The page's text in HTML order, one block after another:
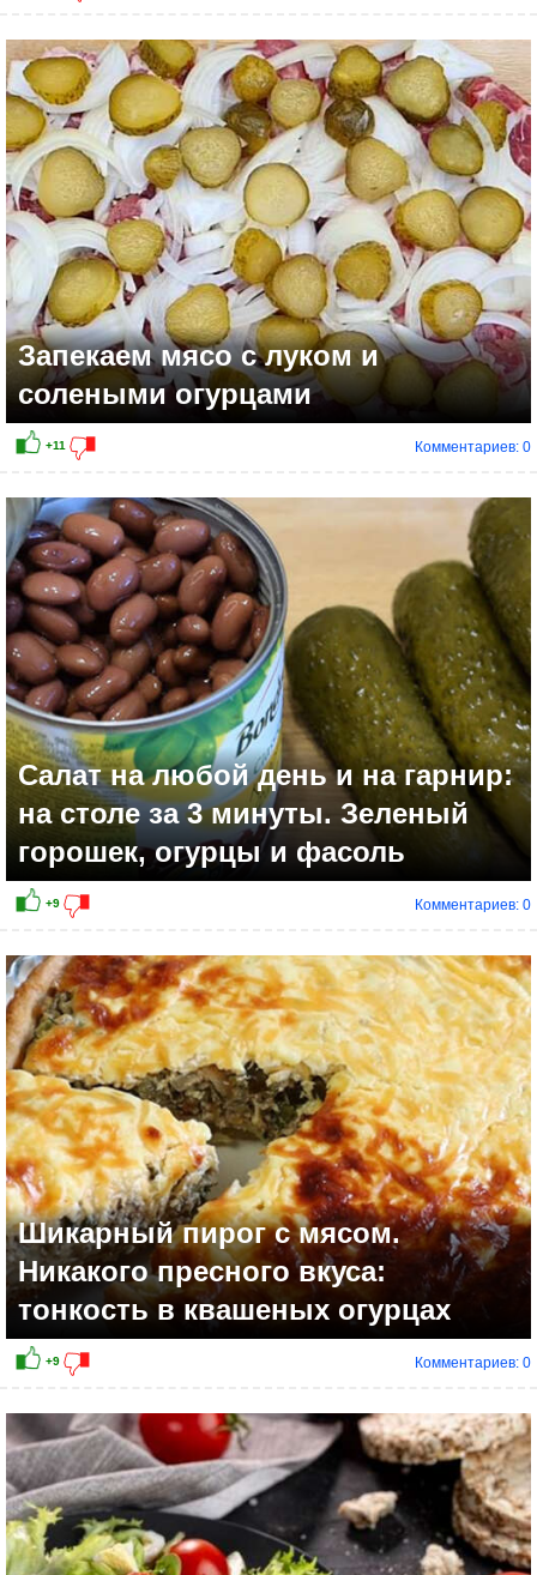
0
+4
Запекаем мясо с луком и
солеными огурцами
Комментариев: 0
Салат на любой день и на гарнир:
на столе за 3 минуты. Зеленый
горошек, огурцы и фасоль
Комментариев: 0
Шикарный пирог с мясом.
Никакого пресного вкуса:
тонкость в квашеных огурцах
Комментариев: 0